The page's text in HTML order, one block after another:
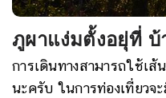
ภูผาแง่มตั้งอยุ่ที่ บ้
การเดินทางสามารถใช้เ
นะครับ ในการท่องเที่ยว